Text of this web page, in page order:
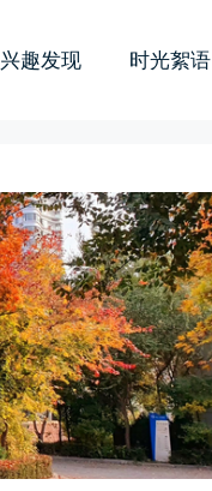
兴趣发现 时光絮语